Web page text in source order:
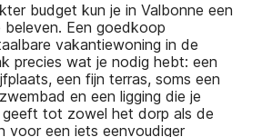
budget kun je in Valbonne een
Een goedkoop
vakantiewoning in de
precies wat je nodig hebt: een
een fijn terras, soms een
en een ligging die je
tot zowel het dorp als de
voor een iets eenvoudiger